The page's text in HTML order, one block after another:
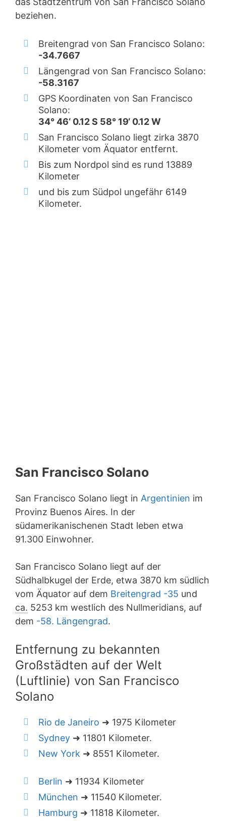
beziehen.
Breitengrad von San Francisco Solano:
-34.7667
Längengrad von San Francisco Solano:
-58.3167
GPS Koordinaten von San Francisco
Solano:
34° 46‘ 0.12 S 58° 19‘ 0.12 W
San Francisco Solano liegt zirka 3870
Kilometer vom Äquator entfernt.
Bis zum Nordpol sind es rund 13889
Kilometer
und bis zum Südpol ungefähr 6149
Kilometer.
San Francisco Solano
San Francisco Solano liegt in Argentinien im
Provinz Buenos Aires. In der
südamerikanischenen Stadt leben etwa
91.300 Einwohner.
San Francisco Solano liegt auf der
Südhalbkugel der Erde, etwa 3870 km südlich
vom Äquator auf dem Breitengrad -35 und
ca. 5253 km westlich des Nullmeridians, auf
dem -58. Längengrad.
Entfernung zu bekannten
Großstädten auf der Welt
(Luftlinie) von San Francisco
Solano
Rio de Janeiro ➜ 1975 Kilometer
Sydney ➜ 11801 Kilometer.
New York ➜ 8551 Kilometer.
Berlin ➜ 11934 Kilometer
München ➜ 11540 Kilometer.
Hamburg ➜ 11818 Kilometer.